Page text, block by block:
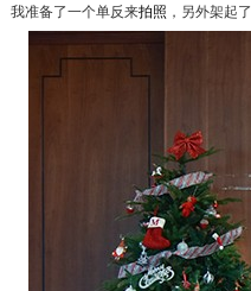
我准备了一个单反来拍照 ，另外架起